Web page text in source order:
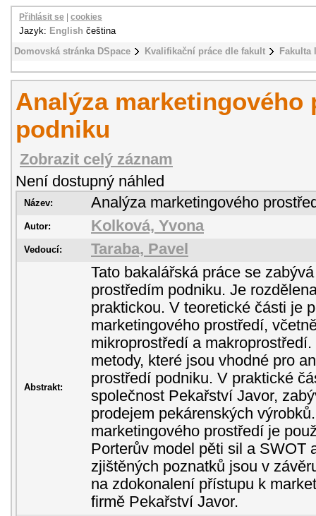
Domovská stránka DSpace Kvalifikační práce dle fakult
Přihlásit se cookies
Jazyk: English čeština
Analýza marketingového
podniku
Zobrazit celý záznam
Není dostupný náhled
Název: Analýza marketingového
Autor: Kolková, Yvona
Vedoucí: Taraba, Pavel
Abstrakt:
Tato bakalářská práce se
prostředím podniku. Je
praktickou. V teoretické části je
marketingového prostředí,
mikroprostředí a
metody, které jsou vhodné pro
prostředí podniku. V praktické
společnost Pekařství Javor,
prodejem pekárenských
marketingového prostředí je
Porterův model pěti sil a SWOT
zjištěných poznatků jsou v
na zdokonalení přístupu k
firmě Pekařství Javor.